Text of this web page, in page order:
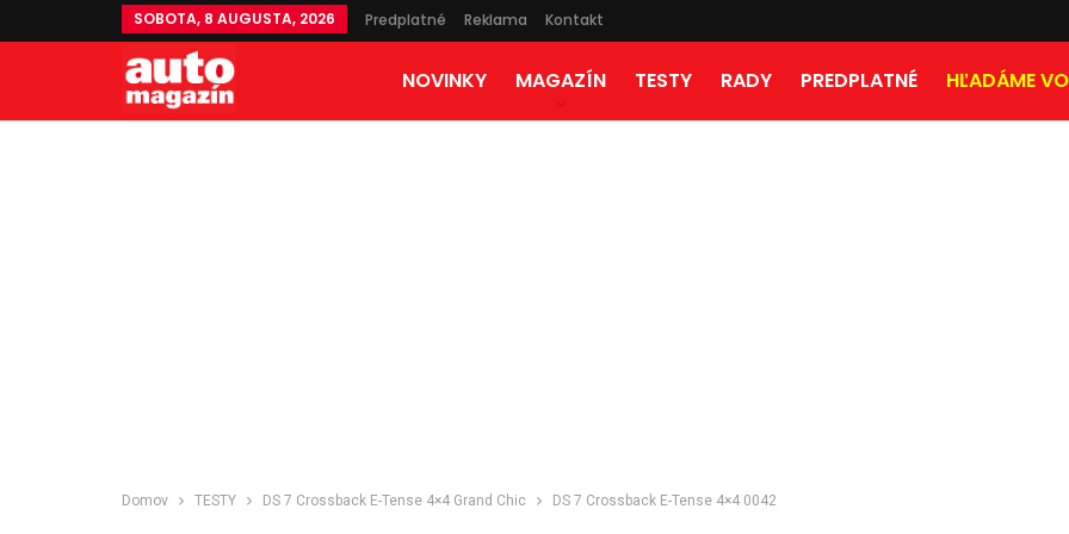
SOBOTA, 8 AUGUSTA, 2026 Predplatné Reklama Kontakt
NOVINKY MAGAZÍN TESTY RADY PREDPLATNÉ HĽADÁME
Domov TESTY DS 7 Crossback E-Tense 4×4 Grand Chic DS 7 Crossback E-Tense 4×4 0042